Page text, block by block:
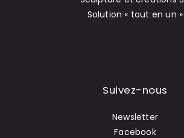
Solution « tout en un »
Suivez-nous
Newsletter
Facebook